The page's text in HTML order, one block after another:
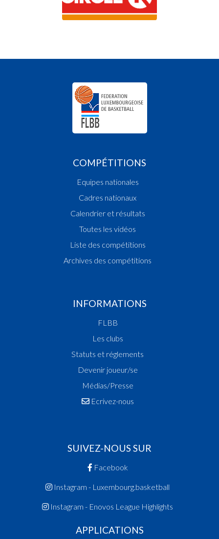
COMPÉTITIONS
Equipes nationales
Cadres nationaux
Calendrier et résultats
Toutes les vidéos
Liste des compétitions
Archives des compétitions
INFORMATIONS
FLBB
Les clubs
Statuts et réglements
Devenir joueur/se
Médias/Presse
Ecrivez-nous
SUIVEZ-NOUS SUR
Facebook
Instagram - Luxembourg.basketball
Instagram - Enovos League Highlights
APPLICATIONS